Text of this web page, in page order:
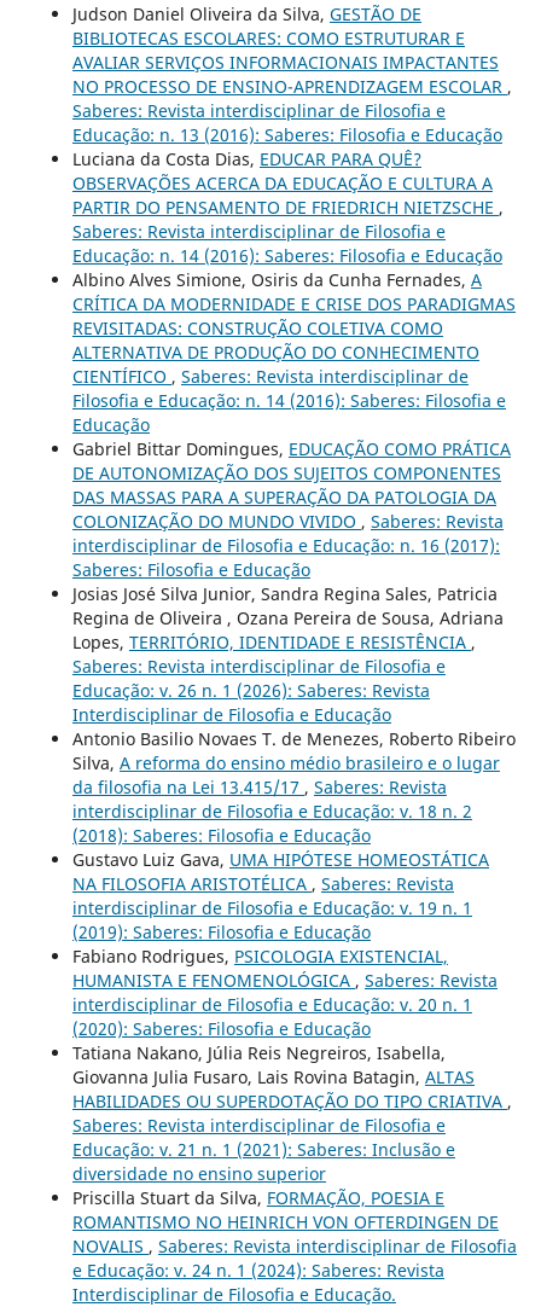
Judson Daniel Oliveira da Silva, GESTÃO DE
BIBLIOTECAS ESCOLARES: COMO ESTRUTURAR E
AVALIAR SERVIÇOS INFORMACIONAIS IMPACTANTES
NO PROCESSO DE ENSINO-APRENDIZAGEM ESCOLAR ,
Saberes: Revista interdisciplinar de Filosofia e
Educação: n. 13 (2016): Saberes: Filosofia e Educação
Luciana da Costa Dias, EDUCAR PARA QUÊ?
OBSERVAÇÕES ACERCA DA EDUCAÇÃO E CULTURA A
PARTIR DO PENSAMENTO DE FRIEDRICH NIETZSCHE ,
Saberes: Revista interdisciplinar de Filosofia e
Educação: n. 14 (2016): Saberes: Filosofia e Educação
Albino Alves Simione, Osiris da Cunha Fernades, A
CRÍTICA DA MODERNIDADE E CRISE DOS PARADIGMAS
REVISITADAS: CONSTRUÇÃO COLETIVA COMO
ALTERNATIVA DE PRODUÇÃO DO CONHECIMENTO
CIENTÍFICO , Saberes: Revista interdisciplinar de
Filosofia e Educação: n. 14 (2016): Saberes: Filosofia e
Educação
Gabriel Bittar Domingues, EDUCAÇÃO COMO PRÁTICA
DE AUTONOMIZAÇÃO DOS SUJEITOS COMPONENTES
DAS MASSAS PARA A SUPERAÇÃO DA PATOLOGIA DA
COLONIZAÇÃO DO MUNDO VIVIDO , Saberes: Revista
interdisciplinar de Filosofia e Educação: n. 16 (2017):
Saberes: Filosofia e Educação
Josias José Silva Junior, Sandra Regina Sales, Patricia
Regina de Oliveira , Ozana Pereira de Sousa, Adriana
Lopes, TERRITÓRIO, IDENTIDADE E RESISTÊNCIA ,
Saberes: Revista interdisciplinar de Filosofia e
Educação: v. 26 n. 1 (2026): Saberes: Revista
Interdisciplinar de Filosofia e Educação
Antonio Basilio Novaes T. de Menezes, Roberto Ribeiro
Silva, A reforma do ensino médio brasileiro e o lugar
da filosofia na Lei 13.415/17 , Saberes: Revista
interdisciplinar de Filosofia e Educação: v. 18 n. 2
(2018): Saberes: Filosofia e Educação
Gustavo Luiz Gava, UMA HIPÓTESE HOMEOSTÁTICA
NA FILOSOFIA ARISTOTÉLICA , Saberes: Revista
interdisciplinar de Filosofia e Educação: v. 19 n. 1
(2019): Saberes: Filosofia e Educação
Fabiano Rodrigues, PSICOLOGIA EXISTENCIAL,
HUMANISTA E FENOMENOLÓGICA , Saberes: Revista
interdisciplinar de Filosofia e Educação: v. 20 n. 1
(2020): Saberes: Filosofia e Educação
Tatiana Nakano, Júlia Reis Negreiros, Isabella,
Giovanna Julia Fusaro, Lais Rovina Batagin, ALTAS
HABILIDADES OU SUPERDOTAÇÃO DO TIPO CRIATIVA ,
Saberes: Revista interdisciplinar de Filosofia e
Educação: v. 21 n. 1 (2021): Saberes: Inclusão e
diversidade no ensino superior
Priscilla Stuart da Silva, FORMAÇÃO, POESIA E
ROMANTISMO NO HEINRICH VON OFTERDINGEN DE
NOVALIS , Saberes: Revista interdisciplinar de Filosofia
e Educação: v. 24 n. 1 (2024): Saberes: Revista
Interdisciplinar de Filosofia e Educação.